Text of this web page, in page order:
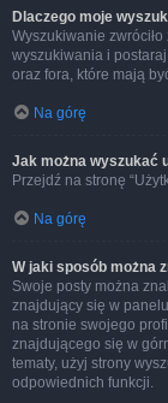
Dlaczego moje
Wyszukiwanie
wyszukiwania i
oraz fora, które mają
Na górę
Jak można wyszukać
Przejdź na stronę
Na górę
W jaki sposób można
Swoje posty można
znajdujący się w
na stronie swojego
znajdującego się w
tematy, użyj strony
odpowiednich funkcji.